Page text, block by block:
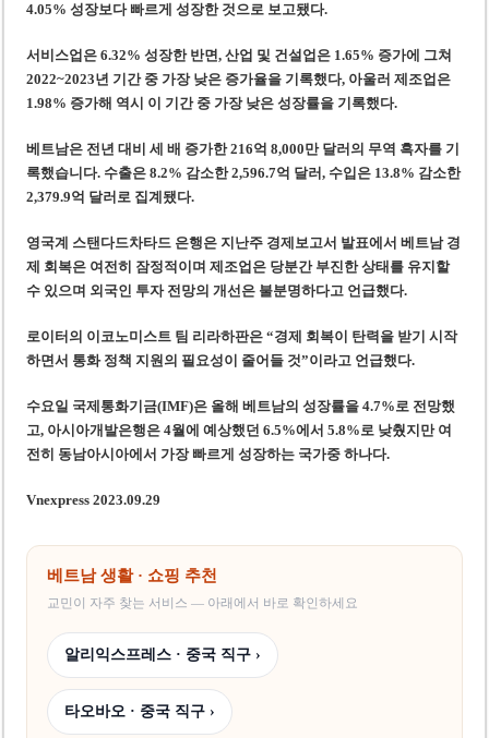
4.05% 성장보다 빠르게 성장한 것으로 보고됐다.
서비스업은 6.32% 성장한 반면, 산업 및 건설업은 1.65% 증가에 그쳐
2022~2023년 기간 중 가장 낮은 증가율을 기록했다, 아울러제조업은
1.98% 증가해 역시 이 기간 중 가장 낮은 성장률을 기록했다.
베트남은 전년 대비 세 배 증가한 216억 8,000만 달러의 무역 흑자를 기
록했습니다. 수출은 8.2% 감소한 2,596.7억 달러, 수입은 13.8% 감소한
2,379.9억 달러로 집계 됐다.
영국계 스탠다드차타드 은행은 지난주 경제보고서 발표에서베트남 경
제 회복은 여전히 잠정적이며 제조업은 당분간 부진한 상태를 유지할
수 있으며 외국인 투자 전망의 개선은 불분명하다고 언급했다.
로이터의 이코노미스트 팀 리라하판은 “경제 회복이 탄력을 받기 시작
하면서 통화 정책 지원의 필요성이 줄어들 것”이라고 언급했다.
수요일 국제통화기금(IMF)은 올해 베트남의 성장률을 4.7%로 전망했
고, 아시아개발은행은 4월에 예상했던 6.5%에서 5.8%로 낮췄지만 여
전히 동남아시아에서 가장 빠르게 성장하는 국가중 하나다.
Vnexpress 2023.09.29
베트남 생활 · 쇼핑 추천
교민이 자주 찾는 서비스 — 아래에서 바로 확인하세요
알리익스프레스 · 중국 직구 ›
타오바오 · 중국 직구 ›